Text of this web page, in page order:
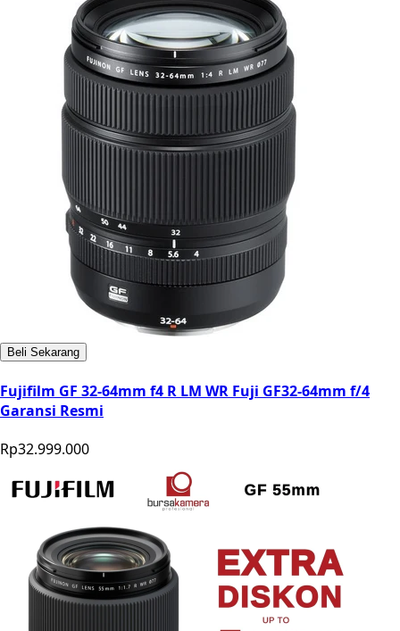
Beli Sekarang
Fujifilm GF 32-64mm f4 R LM WR Fuji GF32-64mm f/4
Garansi Resmi
Rp32.999.000